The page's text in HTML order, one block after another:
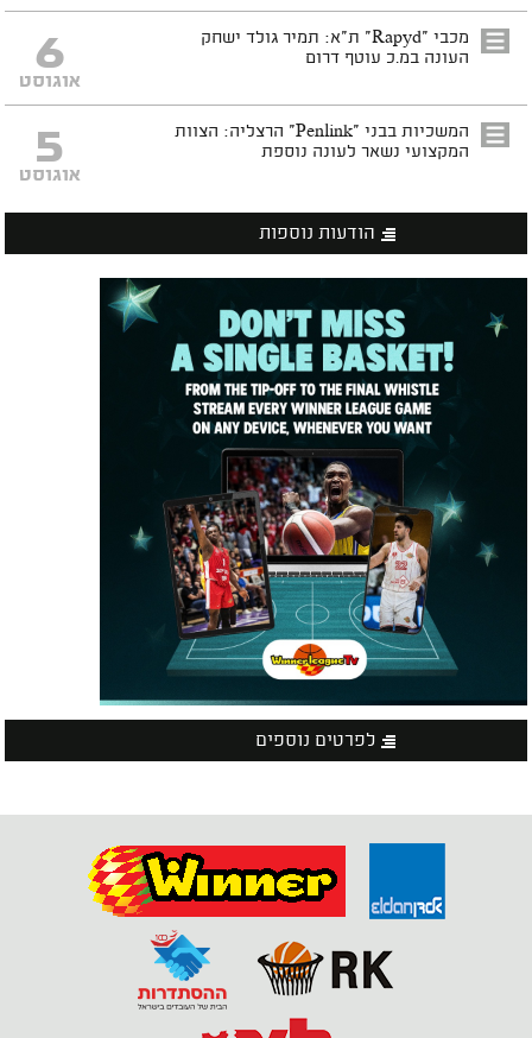
מכבי "Rapyd" ת"א: תמיר גולד ישחק
העונה במ.כ עוטף דרום
6
אוגוסט
המשכיות בבני "Penlink" הרצליה: הצוות
המקצועי נשאר לעונה נוספת
5
אוגוסט
הודעות נוספות
לפרטים נוספים